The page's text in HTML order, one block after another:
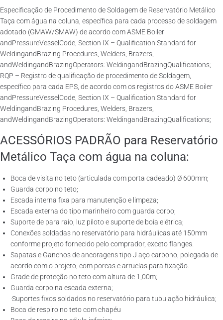
Especificação de Procedimento de Soldagem de Reservatório Metálico
Taça com água na coluna, específica para cada processo de soldagem
adotado (GMAW/SMAW) de acordo com ASME Boiler
andPressureVesselCode, Section IX – Qualification Standard for
WeldingandBrazing Procedures, Welders, Brazers,
andWeldingandBrazingOperators: WeldingandBrazingQualifications;
RQP – Registro de qualificação de procedimento de Soldagem,
específico para cada EPS, de acordo com os registros do ASME Boiler
andPressureVesselCode, Section IX – Qualification Standard for
WeldingandBrazing Procedures, Welders, Brazers,
andWeldingandBrazingOperators: WeldingandBrazingQualifications;
ACESSÓRIOS PADRÃO para Reservatório
Metálico Taça com água na coluna:
Boca de visita no teto (articulada com porta cadeado) Ø 600mm;
Guarda corpo no teto;
Escada interna fixa para manutenção e limpeza;
Escada externa do tipo marinheiro com guarda corpo;
Suporte de para raio, luz piloto e suporte de boia elétrica;
Conexões soldadas no reservatório para hidráulicas até 150mm
conforme projeto fornecido pelo comprador, exceto flanges.
Sapatas e Ganchos de ancoragens tipo J aço carbono, polegada de
acordo com o projeto, com porcas e arruelas para fixação.
Grade de proteção no teto com altura de 1,00m;
Guarda corpo na escada externa;
·Suportes fixos soldados no reservatório para tubulação hidráulica;
Boca de respiro no teto com chapéu